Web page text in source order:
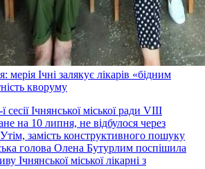
Ічні залякує лікарів «бідним
кворуму
сесії Ічнянської міської ради VIII
на 10 липня, не відбулося через
замість конструктивного пошуку
голова Олена Бутурлим поспішила
Ічнянської міської лікарні з